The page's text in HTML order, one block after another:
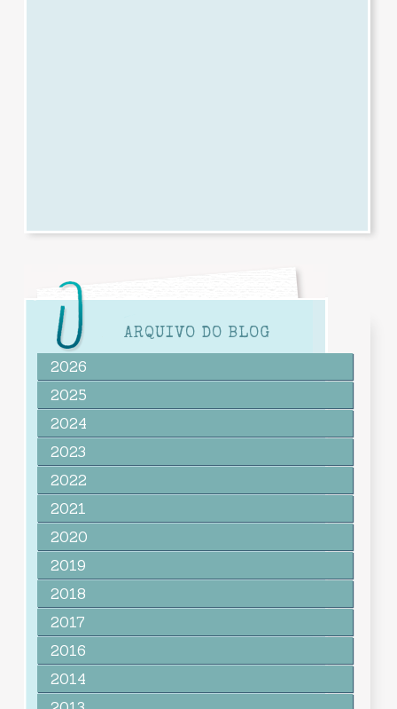
ARQUIVO DO BLOG
2026
2025
2024
2023
2022
2021
2020
2019
2018
2017
2016
2014